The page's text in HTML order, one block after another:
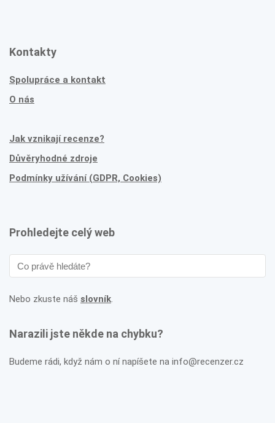
Kontakty
Spolupráce a kontakt
O nás
Jak vznikají recenze?
Důvěryhodné zdroje
Podmínky užívání (GDPR, Cookies)
Prohledejte celý web
Nebo zkuste náš slovník.
Narazili jste někde na chybku?
Budeme rádi, když nám o ní napíšete na info@recenzer.cz